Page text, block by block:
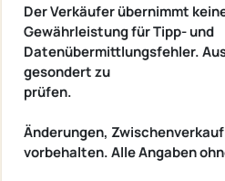
Der Verkäufer übernimmt
Gewährleistung für Tipp- und
Datenübermittlungsfehler.
gesondert zu
prüfen.
Änderungen,
vorbehalten. Alle Angaben